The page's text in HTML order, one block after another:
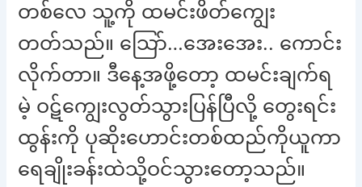
တစ်လေ သူ့ကို ထမင်းဖိတ်ကျွေး
တတ်သည်။ သြော်…အေးအေး.. ကောင်း
လိုက်တာ။ ဒီနေ့အဖို့တော့ ထမင်းချက်ရ
မဲ့ ဝဋ်ကျွေးလွတ်သွားပြန်ပြီလို့ တွေးရင်း
ထွန်းကို ပုဆိုးဟောင်းတစ်ထည်ကိုယူကာ
ရေချိုးခန်းထဲသို့ဝင်သွားတော့သည်။